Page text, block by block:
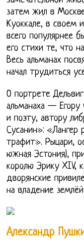
затем жил в
Куоккале, в своем
всего популярнее
его стихи те, что
Весь альманах
начал трудиться
О портрете
альманаха —
и поэту, автору
Сусанин»:
трафит». Рыцари,
южная Эстония),
королю Эрику XIV,
дворянские
на владение
Александр